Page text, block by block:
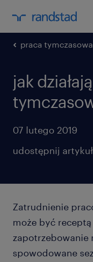
praca tymczasowa
jak
07 lutego 2019
udostępnij
Zatrudnienie
może być
zapotrzebowanie
spowodowane